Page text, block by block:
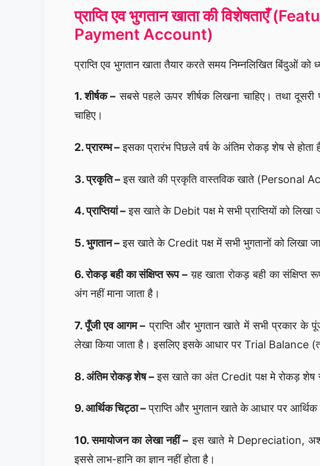
प्राप्ति एव भुगतान खाता की विशेषताएँ (
Payment Account)
प्राप्ति एव भुगतान खाता तैयार करते समय निम्नलिखित बिंदुओं को
1. शीर्षक – सबसे पहले ऊपर शीर्षक लिखना चाहिए। तथा दूसरी
चाहिए।
2. प्रारम्भ –इसका प्रारंभ पिछले वर्ष के अंतिम रोकड़ शेष से होता
3. प्रकृति –इस खाते की प्रकृति वास्तविक खाते (Personal
4. प्राप्तियां –इस खाते के Debit पक्ष मे सभी प्राप्तियों को लिखा
5. भुगतान –इस खाते के Credit पक्ष में सभी भुगतानों को लिखा
6. रोकड़ बही का संक्षिप्त रूप –य़ह खाता रोकड़ बही का संक्षिप्त
अंग नहीं माना जाता है।
7. पूँजी एव आगम – प्राप्ति और भुगतान खाते में सभी प्रकार के
लेखा किया जाता है। इसलिए इसके आधार पर Trial Balance
8. अंतिम रोकड़ शेष –इस खाते का अंत Credit पक्ष मे रोकड़ शेष से
9. आर्थिक चिट्ठा –प्राप्ति और भुगतान खाते के आधार पर आर्थिक
10. समायोजन का लेखा नहीं – इस खाते मे Depreciation,
इससे लाभ-हानि का ज्ञान नहीं होता है।